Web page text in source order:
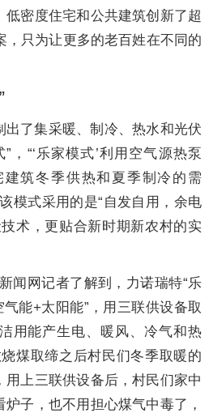
密度住宅和公共建筑创新了超
，只为让更多的老百姓在不同的
。
了集采暖、制冷、热水和光伏
，“‘乐家模式’利用空气源热泵
建筑冬季供热和夏季制冷的需
模式采用的是“自发自用，余电
术，更贴合新时期新农村的实
网记者了解到，力诺瑞特“乐
气能+太阳能”，用三联供设备取
用能产生电、暖风、冷气和热
煤取缔之后村民们冬季取暖的
用上三联供设备后，村民们家中
子，也不用担心煤气中毒了，